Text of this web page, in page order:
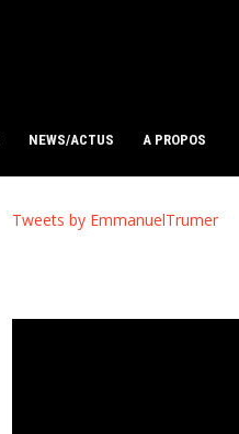
NEWS/ACTUS A PROPOS
Tweets by EmmanuelTrumer